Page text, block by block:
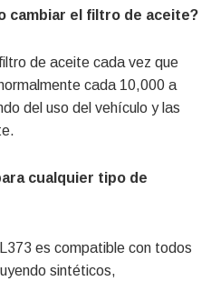
cambiar el filtro de aceite?
de aceite cada vez que
cada 10,000 a
del uso del vehículo y las
cualquier tipo de
es compatible con todos
sintéticos,